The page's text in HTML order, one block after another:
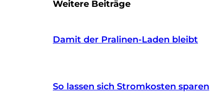
Weitere Beiträge
Damit der Pralinen-Laden bleibt
So lassen sich Stromkosten sparen